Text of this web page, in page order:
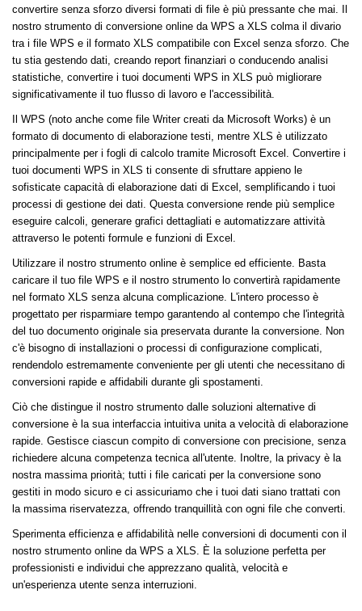
convertire senza sforzo diversi formati di file è più pressante che mai. Il
nostro strumento di conversione online da WPS a XLS colma il divario
tra i file WPS e il formato XLS compatibile con Excel senza sforzo. Che
tu stia gestendo dati, creando report finanziari o conducendo analisi
statistiche, convertire i tuoi documenti WPS in XLS può migliorare
significativamente il tuo flusso di lavoro e l'accessibilità.
Il WPS (noto anche come file Writer creati da Microsoft Works) è un
formato di documento di elaborazione testi, mentre XLS è utilizzato
principalmente per i fogli di calcolo tramite Microsoft Excel. Convertire i
tuoi documenti WPS in XLS ti consente di sfruttare appieno le
sofisticate capacità di elaborazione dati di Excel, semplificando i tuoi
processi di gestione dei dati. Questa conversione rende più semplice
eseguire calcoli, generare grafici dettagliati e automatizzare attività
attraverso le potenti formule e funzioni di Excel.
Utilizzare il nostro strumento online è semplice ed efficiente. Basta
caricare il tuo file WPS e il nostro strumento lo convertirà rapidamente
nel formato XLS senza alcuna complicazione. L'intero processo è
progettato per risparmiare tempo garantendo al contempo che l'integrità
del tuo documento originale sia preservata durante la conversione. Non
c'è bisogno di installazioni o processi di configurazione complicati,
rendendolo estremamente conveniente per gli utenti che necessitano di
conversioni rapide e affidabili durante gli spostamenti.
Ciò che distingue il nostro strumento dalle soluzioni alternative di
conversione è la sua interfaccia intuitiva unita a velocità di elaborazione
rapide. Gestisce ciascun compito di conversione con precisione, senza
richiedere alcuna competenza tecnica all'utente. Inoltre, la privacy è la
nostra massima priorità; tutti i file caricati per la conversione sono
gestiti in modo sicuro e ci assicuriamo che i tuoi dati siano trattati con
la massima riservatezza, offrendo tranquillità con ogni file che converti.
Sperimenta efficienza e affidabilità nelle conversioni di documenti con il
nostro strumento online da WPS a XLS. È la soluzione perfetta per
professionisti e individui che apprezzano qualità, velocità e
un'esperienza utente senza interruzioni.